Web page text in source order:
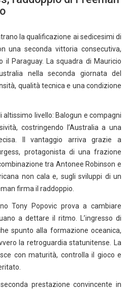
la qualificazione ai sedicesimi di
una seconda vittoria consecutiva,
il Paraguay. La squadra di Mauricio
nella seconda giornata del
qualità tecnica e una condizione
altissimo livello: Balogun e compagni
costringendo l’Australia a una
Il vantaggio arriva grazie a
protagonista di una frazione
tra Antonee Robinson e
non cala e, sugli sviluppi di un
firma il raddoppio.
Tony Popovic prova a cambiare
a dettare il ritmo. L’ingresso di
spunto alla formazione oceanica,
la retroguardia statunitense. La
con maturità, controlla il gioco e
prestazione convincente in